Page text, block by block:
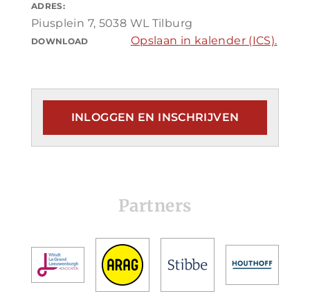
ADRES:
Piusplein 7, 5038 WL Tilburg
DOWNLOAD Opslaan in kalender (ICS).
INLOGGEN EN INSCHRIJVEN
Partners